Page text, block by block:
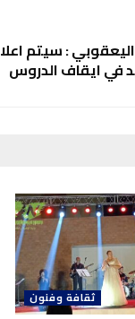
: سيتم
في ايقاف الدروس
ثقافة وفنون